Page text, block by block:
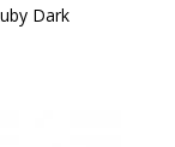
Dark